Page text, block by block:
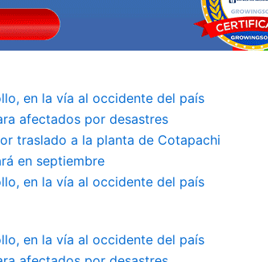
en la vía al occidente del país
afectados por desastres
traslado a la planta de Cotapachi
en septiembre
en la vía al occidente del país
en la vía al occidente del país